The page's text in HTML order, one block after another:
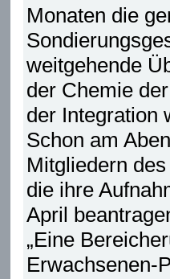
Monaten die
weitgehende
der Chemie
der Integration
Schon am
Mitgliedern
die ihre
April
„Eine
Erwachsenen-